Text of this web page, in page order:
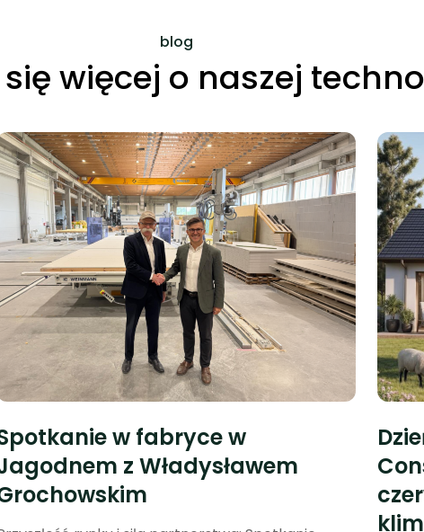
blog
więcej o naszej
w fabryce w
z Władysławem